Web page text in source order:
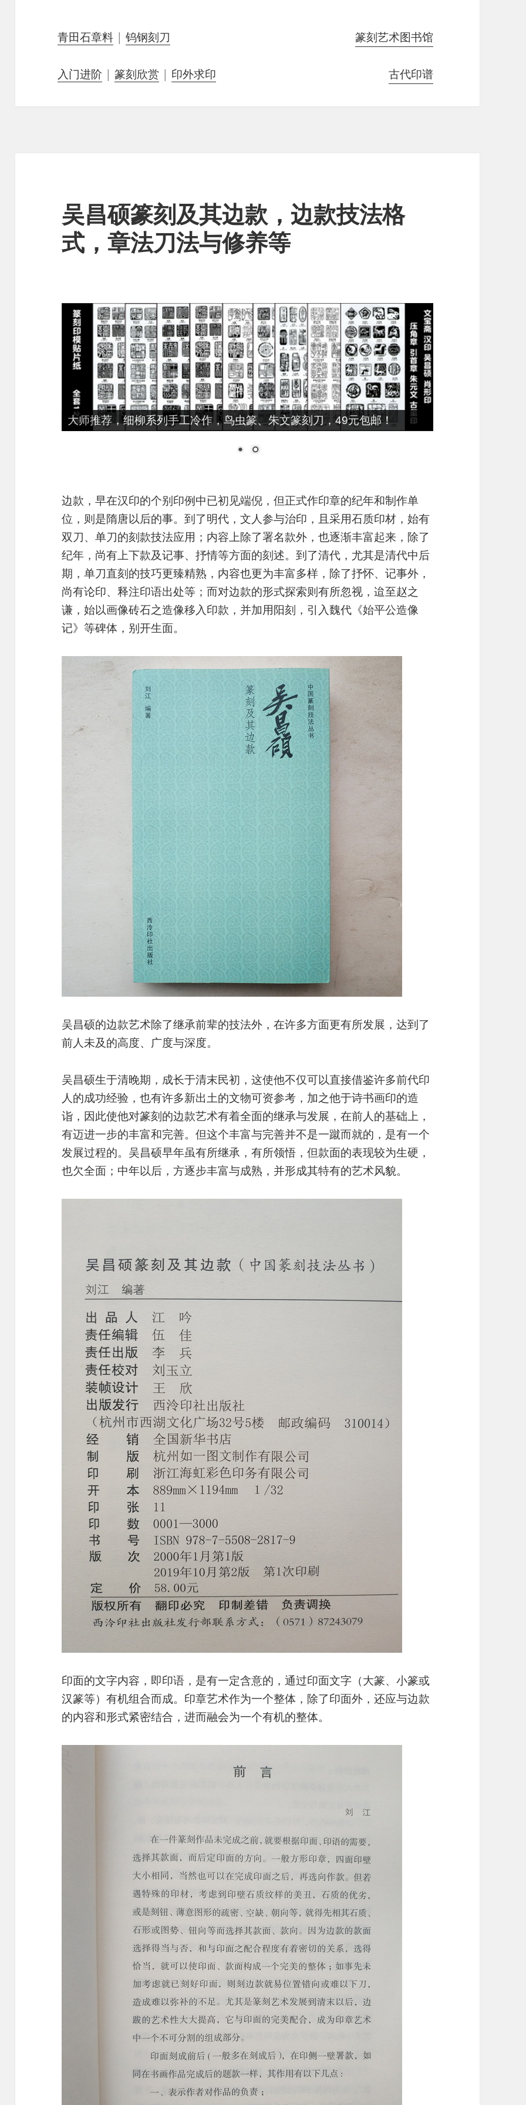
青田石章料 |钨钢刻刀 篆刻艺术图书馆
入门进阶 |篆刻欣赏 | 印外求印 古代印谱
吴昌硕篆刻及其边款，边款技法格
式，章法刀法与修养等
大师推荐，细柳系列手工冷作，鸟虫篆、朱文篆刻刀，49元包邮！
边款，早在汉印的个别印例中已初见端倪，但正式作印章的纪年和制作单
位，则是隋唐以后的事。到了明代，文人参与治印，且采用石质印材，始有
双刀、单刀的刻款技法应用；内容上除了署名款外，也逐渐丰富起来，除了
纪年，尚有上下款及记事、抒情等方面的刻述。到了清代，尤其是清代中后
期，单刀直刻的技巧更臻精熟，内容也更为丰富多样，除了抒怀、记事外，
尚有论印、释注印语出处等；而对边款的形式探索则有所忽视，迨至赵之
谦，始以画像砖石之造像移入印款，并加用阳刻，引入魏代《始平公造像
记》等碑体，别开生面。
吴昌硕的边款艺术除了继承前辈的技法外，在许多方面更有所发展，达到了
前人未及的高度、广度与深度。
吴昌硕生于清晚期，成长于清末民初，这使他不仅可以直接借鉴许多前代印
人的成功经验，也有许多新出土的文物可资参考，加之他于诗书画印的造
诣，因此使他对篆刻的边款艺术有着全面的继承与发展，在前人的基础上，
有迈进一步的丰富和完善。但这个丰富与完善并不是一蹴而就的，是有一个
发展过程的。吴昌硕早年虽有所继承，有所领悟，但款面的表现较为生硬，
也欠全面；中年以后，方逐步丰富与成熟，并形成其特有的艺术风貌。
印面的文字内容，即印语，是有一定含意的，通过印面文字（大篆、小篆或
汉篆等）有机组合而成。印章艺术作为一个整体，除了印面外，还应与边款
的内容和形式紧密结合，进而融会为一个有机的整体。